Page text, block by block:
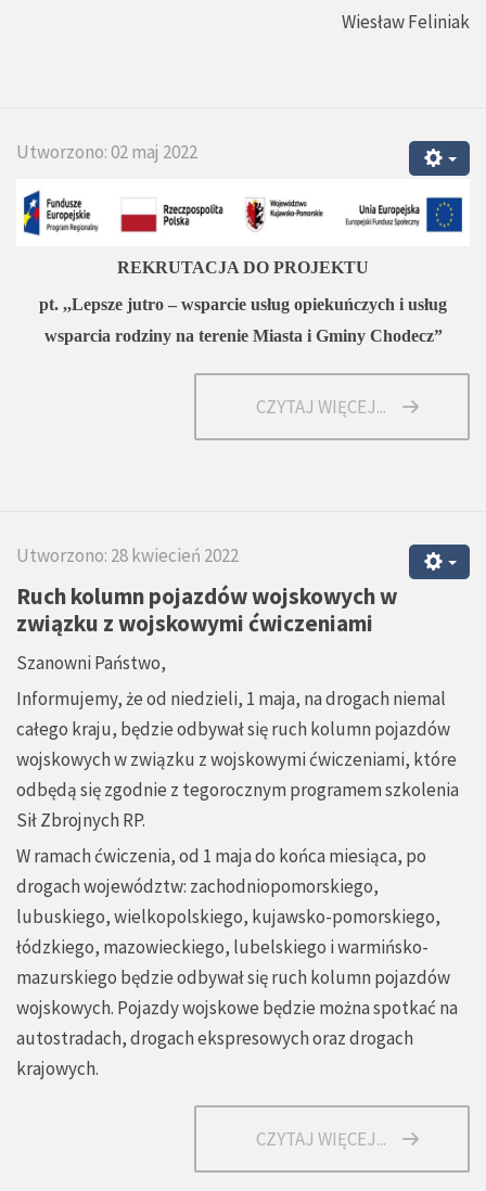
Wiesław Feliniak
Utworzono: 02 maj 2022
REKRUTACJA DO PROJEKTU
pt. ,,Lepsze jutro – wsparcie usług opiekuńczych i usług
wsparcia rodziny na terenie Miasta i Gminy Chodecz”
CZYTAJ WIĘCEJ...
Utworzono: 28 kwiecień 2022
Ruch kolumn pojazdów wojskowych w
związku z wojskowymi ćwiczeniami
Szanowni Państwo,
Informujemy, że od niedzieli, 1 maja, na drogach niemal
całego kraju, będzie odbywał się ruch kolumn pojazdów
wojskowych w związku z wojskowymi ćwiczeniami, które
odbędą się zgodnie z tegorocznym programem szkolenia
Sił Zbrojnych RP.
W ramach ćwiczenia, od 1 maja do końca miesiąca, po
drogach województw: zachodniopomorskiego,
lubuskiego, wielkopolskiego, kujawsko-pomorskiego,
łódzkiego, mazowieckiego, lubelskiego i warmińsko-
mazurskiego będzie odbywał się ruch kolumn pojazdów
wojskowych. Pojazdy wojskowe będzie można spotkać na
autostradach, drogach ekspresowych oraz drogach
krajowych.
CZYTAJ WIĘCEJ...